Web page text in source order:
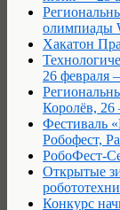
олимпиады
Хакатон
26 февраля
Королёв,
Фестиваль
Робофест,
РобоФест-
Открытые
Конкурс